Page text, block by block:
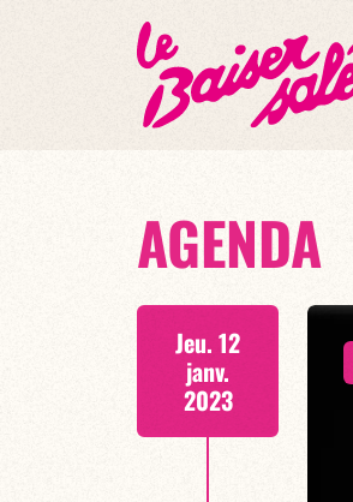
AGENDA
Jeu. 12
janv.
2023